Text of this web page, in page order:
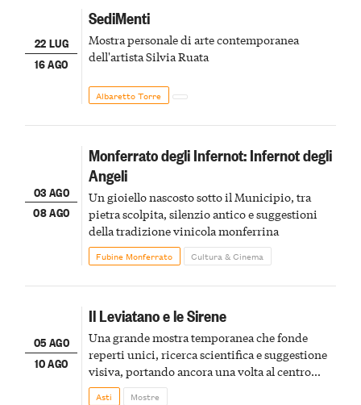
22 LUG
16 AGO
SediMenti
Mostra personale di arte contemporanea
dell'artista Silvia Ruata
Albaretto Torre
03 AGO
08 AGO
Monferrato degli Infernot: Infernot degli
Angeli
Un gioiello nascosto sotto il Municipio, tra
pietra scolpita, silenzio antico e suggestioni
della tradizione vinicola monferrina
Fubine Monferrato Cultura & Cinema
05 AGO
10 AGO
Il Leviatano e le Sirene
Una grande mostra temporanea che fonde
reperti unici, ricerca scientifica e suggestione
visiva, portando ancora una volta al centro
della scena le meraviglie del passato astigiano
Asti Mostre